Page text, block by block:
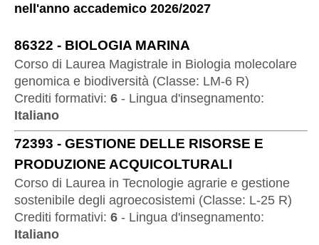
nell'anno accademico 2026/2027
86322 - BIOLOGIA MARINA
Corso di Laurea Magistralein Biologia molecolare
genomica e biodiversità(Classe: LM-6 R)
Crediti formativi: 6- Lingua d'insegnamento:
Italiano
72393 - GESTIONE DELLE RISORSE E
PRODUZIONE ACQUICOLTURALI
Corso di Laurea in Tecnologie agrarie e gestione
sostenibile degli agroecosistemi (Classe: L-25 R)
Crediti formativi: 6- Lingua d'insegnamento:
Italiano